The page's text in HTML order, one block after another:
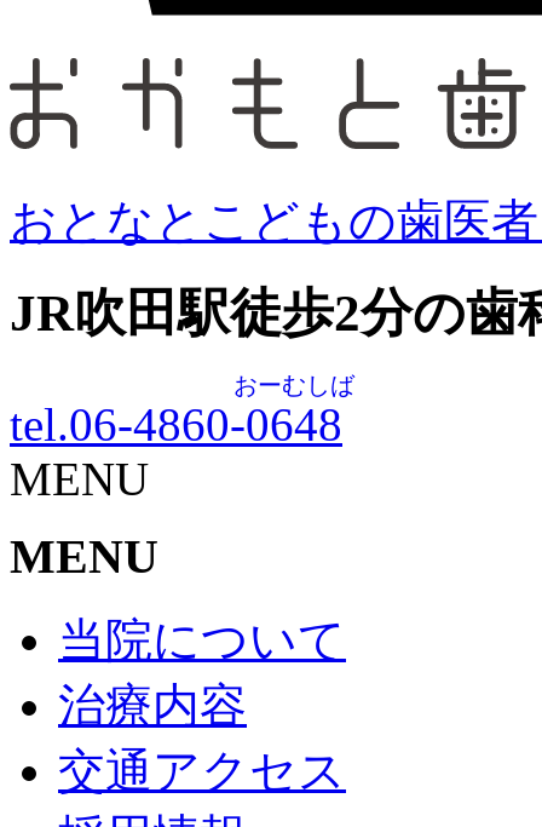
おとなとこどもの歯医
JR吹田駅徒歩2分の歯
tel.06-4860-0648
おーむしば
MENU
MENU
当院について
治療内容
交通アクセス